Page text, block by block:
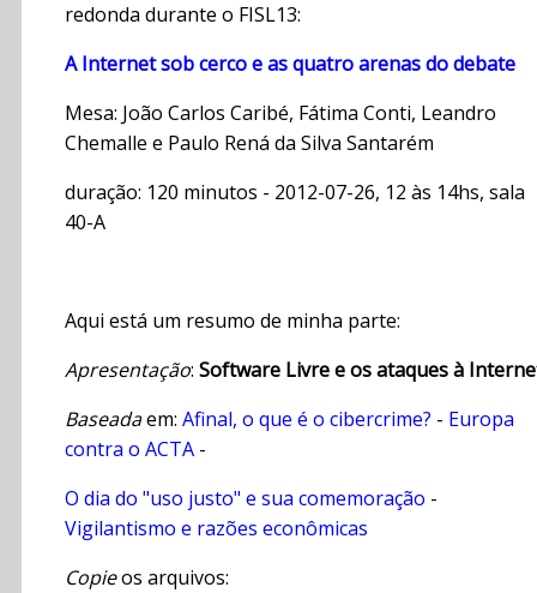
redonda durante o FISL13:
A Internet sob cerco e as quatro arenas do debate
Mesa: João Carlos Caribé, Fátima Conti, Leandro
Chemalle e Paulo Rená da Silva Santarém
duração: 120 minutos - 2012-07-26, 12 às 14hs, sala
40-A
Aqui está um resumo de minha parte:
Apresentação: Software Livre e os ataques à
Baseadaem: Afinal, o que é o cibercrime? - Europa
contra o ACTA -
O dia do "uso justo" e sua comemoração -
Vigilantismo e razões econômicas
Copieos arquivos: